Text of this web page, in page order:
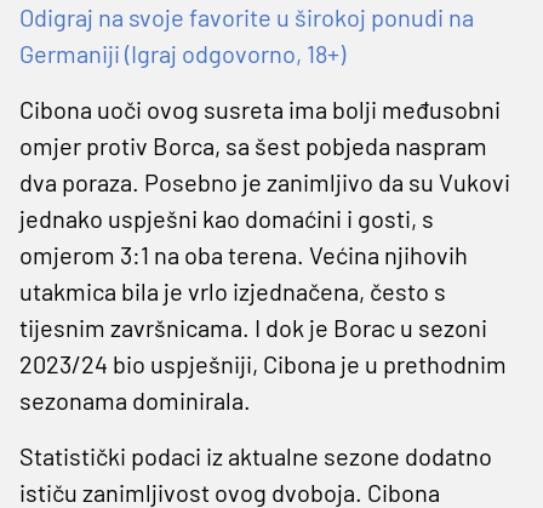
Odigraj na svoje favorite u širokoj ponudi na
Germaniji (Igraj odgovorno, 18+)
Cibona uoči ovog susreta ima bolji međusobni
omjer protiv Borca, sa šest pobjeda naspram
dva poraza. Posebno je zanimljivo da su Vukovi
jednako uspješni kao domaćini i gosti, s
omjerom 3:1 na oba terena. Većina njihovih
utakmica bila je vrlo izjednačena, često s
tijesnim završnicama. I dok je Borac u sezoni
2023/24 bio uspješniji, Cibona je u prethodnim
sezonama dominirala.
Statistički podaci iz aktualne sezone dodatno
ističu zanimljivost ovog dvoboja. Cibona